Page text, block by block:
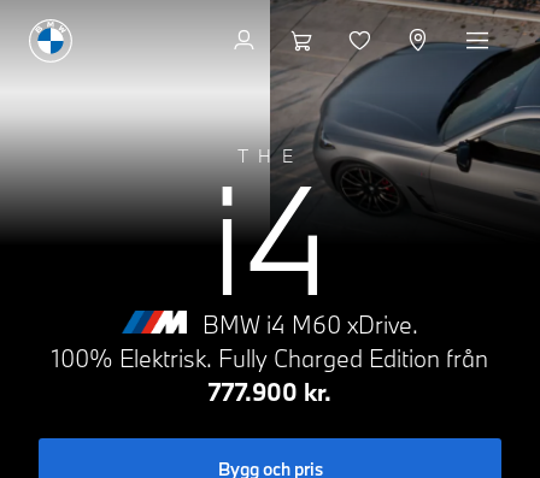
THE
i4
BMW i4 M60 xDrive.
100% Elektrisk. Fully Charged Edition från
777.900 kr.
Bygg och pris
Bygg och pris